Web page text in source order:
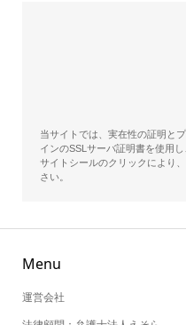
当サイトでは、実在性の証明と
インのSSLサーバ証明書を使用
サイトシールのクリックにより
さい。
Menu
運営会社